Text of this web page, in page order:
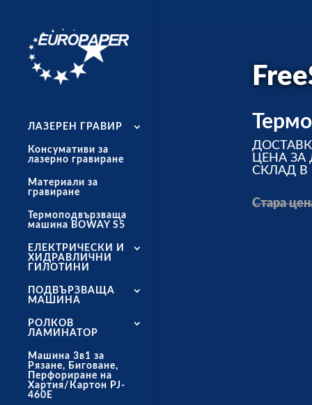
ЛАЗЕРЕН ГРАВИР
Консумативи за
лазерно гравиране
Материали за
гравиране
Термоподвързваща
машина BOWAY S5
ЕЛЕКТРИЧЕСКИ И
ХИДРАВЛИЧНИ
ГИЛОТИНИ
ПОДВЪРЗВАЩА
МАШИНА
РОЛКОВ
ЛАМИНАТОР
Машина 3в1 за
Рязане, Биговане,
Перфориране на
Хартия/Картон PJ-
460E
ЦЕНА ЗА
СКЛАД В
Стара